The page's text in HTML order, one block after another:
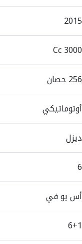
2015
3000 Cc
256 حصان
أوتوماتيكي
ديزل
6
أس يو في
6+1